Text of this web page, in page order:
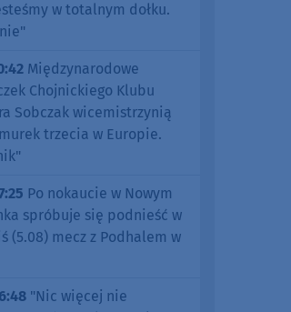
w totalnym dołku.
Międzynarodowe
Chojnickiego Klubu
Sobczak wicemistrzynią
trzecia w Europie.
Po nokaucie w Nowym
spróbuje się podnieść w
(5.08) mecz z Podhalem w
"Nic więcej nie